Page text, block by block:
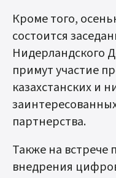
Кроме того,
состоится
Нидерландского
примут участие
казахстанских и
партнерства.
Также на встрече
внедрения